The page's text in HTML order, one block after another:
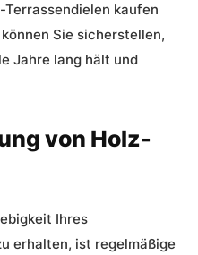
Terrassendielen kaufen
Sie sicherstellen,
Jahre lang hält und
von Holz-
Ihres
erhalten, ist regelmäßige